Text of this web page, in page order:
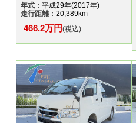
年式 ：平成29年(2017年)
走行距離：20,389km
466.2万円(税込)